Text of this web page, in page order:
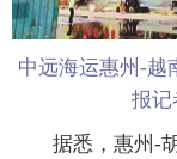
中远海运惠州-越
报记
据悉，惠州-胡